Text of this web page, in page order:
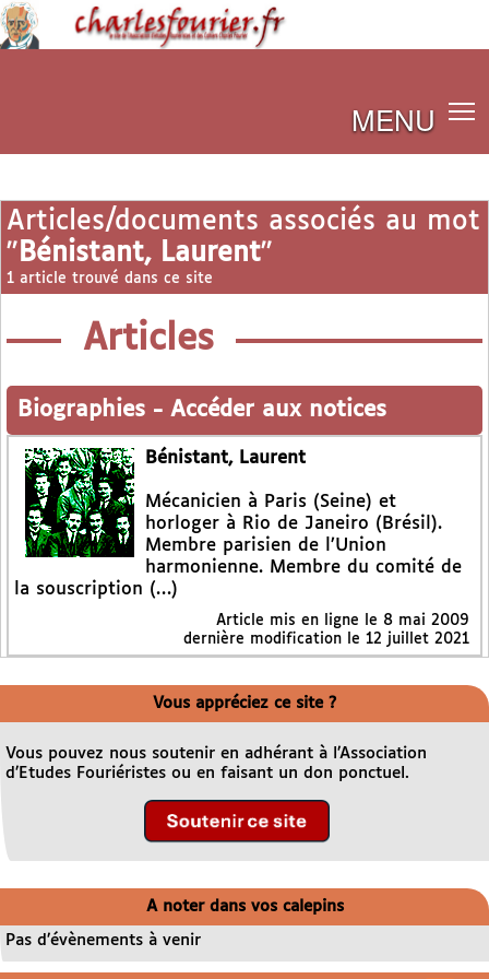
MENU
Articles/documents associés au mot
" Bénistant, Laurent"
1 article trouvé dans ce site
Articles
Biographies - Accéder aux notices
Bénistant, Laurent
Mécanicien à Paris (Seine) et
horloger à Rio de Janeiro (Brésil).
Membre parisien de l’Union
harmonienne. Membre du comité de
la souscription (…)
Article mis en ligne le 8 mai 2009
dernière modification le 12 juillet 2021
Vous appréciez ce site ?
Vous pouvez nous soutenir en adhérant à l’Association
d’Etudes Fouriéristes ou en faisant un don ponctuel.
A noter dans vos calepins
Pas d’évènements à venir